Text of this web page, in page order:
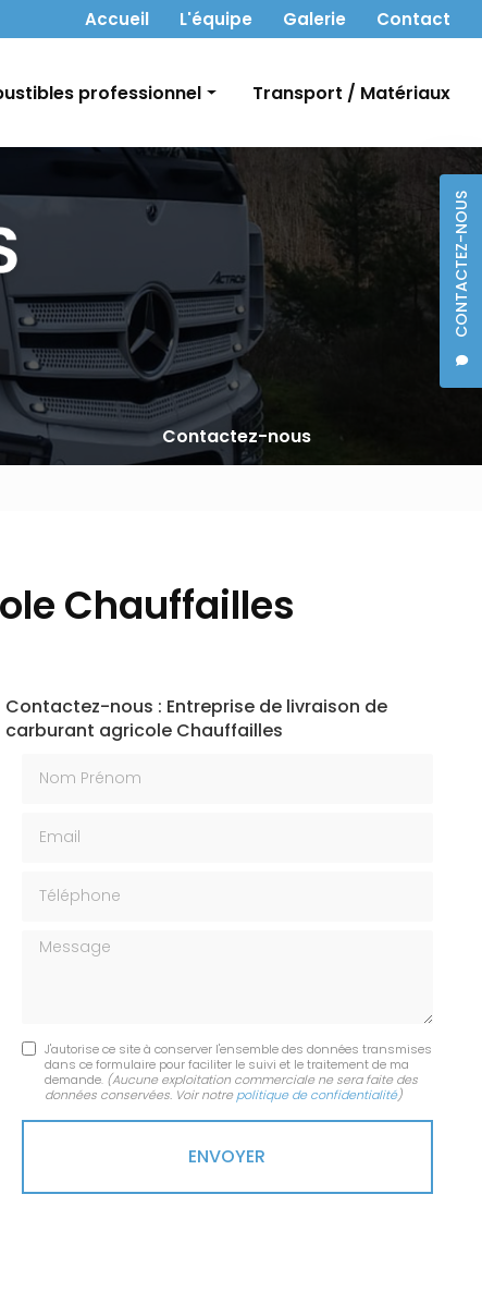
CONTACTEZ-NOUS
Accueil L'équipe Galerie Contact
professionnel Transport / Matériaux
Contactez-nous
Chauffailles
Contactez-nous : Entreprise de livraison de
carburant agricole Chauffailles
Message
J'autorise ce site à conserver l'ensemble des données transmises
dans ce formulaire pour faciliter le suivi et le traitement de ma
demande. (Aucune exploitation commerciale ne sera faite des
données conservées. Voir notre politique de confidentialité)